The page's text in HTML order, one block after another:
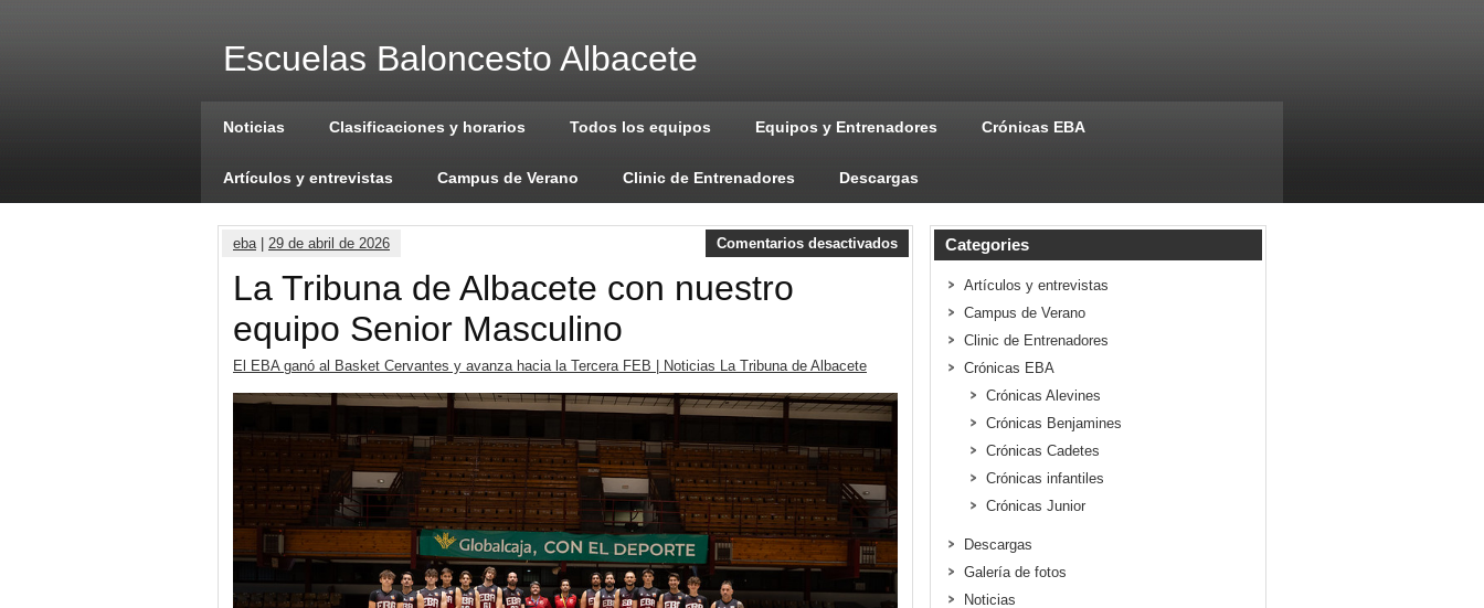
Escuelas Baloncesto Albacete
Noticias Clasificaciones y horarios Todos los equipos Equipos y Entrenadores Crónicas EBA
Artículos y entrevistas Campus de Verano Clinic de Entrenadores Descargas
eba| 29 de abril de 2026 Comentarios desactivados
La Tribuna de Albacete con nuestro
equipo Senior Masculino
El EBA ganó al Basket Cervantes y avanza hacia la Tercera FEB | Noticias La Tribuna de Albacete
Categories
Artículos y entrevistas
Campus de Verano
Clinic de Entrenadores
Crónicas EBA
Crónicas Alevines
Crónicas Benjamines
Crónicas Cadetes
Crónicas infantiles
Crónicas Junior
Descargas
Galería de fotos
Noticias